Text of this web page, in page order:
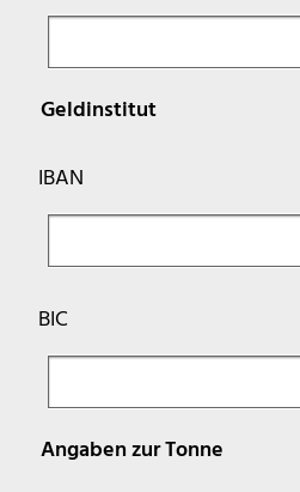
Geldinstitut
IBAN
BIC
Angaben zur Tonne